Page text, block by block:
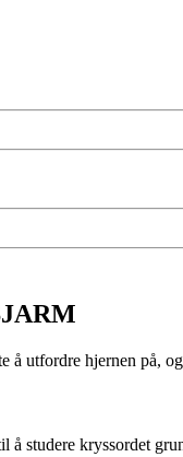
å utfordre hjernen på,
studere kryssordet